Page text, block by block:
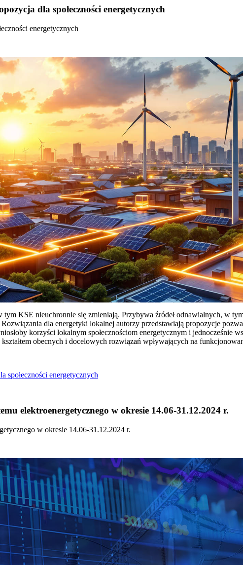
dla społeczności energetycznych
energetycznych
tym KSE nieuchronnie się zmieniają. Przybywa źródeł odnawialnych, w
dla energetyki lokalnej autorzy przedstawiają propozycje
korzyści lokalnym społecznościom energetycznym i jednocześnie
obecnych i docelowych rozwiązań wpływających na
społeczności energetycznych
elektroenergetycznego w okresie 14.06-31.12.2024 r.
w okresie 14.06-31.12.2024 r.